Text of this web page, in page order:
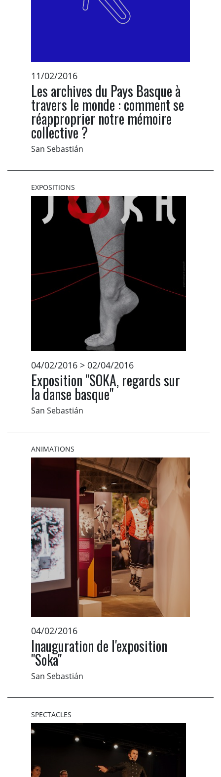
11/02/2016
Les archives du Pays Basque à
travers le monde : comment se
réapproprier notre mémoire
collective ?
San Sebastián
EXPOSITIONS
04/02/2016 > 02/04/2016
Exposition "SOKA, regards sur
la danse basque"
San Sebastián
ANIMATIONS
04/02/2016
Inauguration de l'exposition
"Soka"
San Sebastián
SPECTACLES